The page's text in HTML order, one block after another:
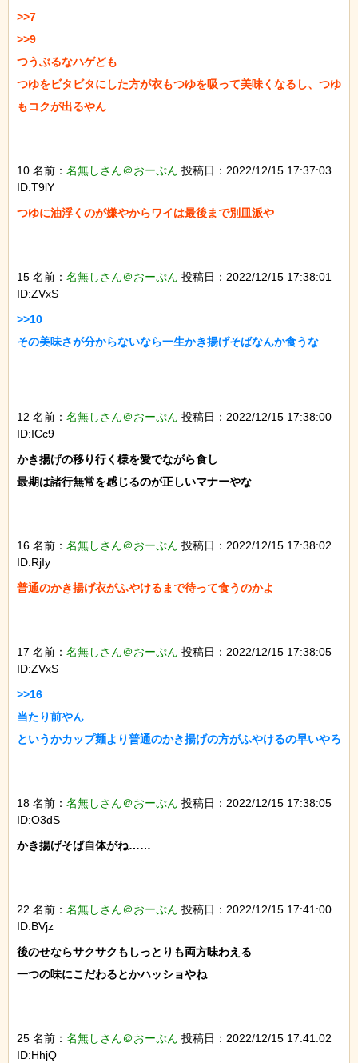
>>7
>>9
つうぶるなハゲども
つゆをビタビタにした方が衣もつゆを吸って美味くなるし、つゆ
もコクが出るやん
10 名前： 名無しさん＠おーぷん 投稿日：2022/12/15 17:37:03
ID:T9lY
つゆに油浮くのが嫌やからワイは最後まで別皿派や
15 名前： 名無しさん＠おーぷん 投稿日：2022/12/15 17:38:01
ID:ZVxS
>>10
その美味さが分からないなら一生かき揚げそばなんか食うな
12 名前： 名無しさん＠おーぷん 投稿日：2022/12/15 17:38:00
ID:ICc9
かき揚げの移り行く様を愛でながら食し
最期は諸行無常を感じるのが正しいマナーやな
16 名前： 名無しさん＠おーぷん 投稿日：2022/12/15 17:38:02
ID:RjIy
普通のかき揚げ衣がふやけるまで待って食うのかよ
17 名前： 名無しさん＠おーぷん 投稿日：2022/12/15 17:38:05
ID:ZVxS
>>16
当たり前やん
というかカップ麺より普通のかき揚げの方がふやけるの早いやろ
18 名前： 名無しさん＠おーぷん 投稿日：2022/12/15 17:38:05
ID:O3dS
かき揚げそば自体がね……
22 名前： 名無しさん＠おーぷん 投稿日：2022/12/15 17:41:00
ID:BVjz
後のせならサクサクもしっとりも両方味わえる
一つの味にこだわるとかハッショやね
25 名前： 名無しさん＠おーぷん 投稿日：2022/12/15 17:41:02
ID:HhjQ